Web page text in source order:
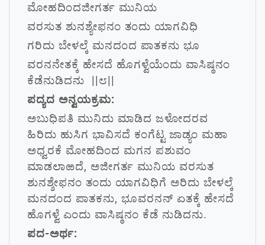
ಮೋಹದಿಂದಜೀಗರ್ತ ಮುನಿಯ
ವರಸುತ ಶುನಶ್ಯೇಫನಂ ತಂದು ಯಾಗವಿಧಿ
ಗರಿದು ಬೇಳಲ್ಕೆ ಮನದಂದ ಪಾತಕನು ಭೂ
ವರನನೇತಕ್ಕೆ ಹೇಸದೆ ಹೊಗಳ್ವೆಯೆಂದು ವಾಸಿಷ್ಠನಂ
ಕೆಡೆನುಡಿದನು ||೮||
ಪದ್ಯದ ಅನ್ವಯಕ್ರಮ:
ಅಬುಧಿಪತಿ ಮುನಿದು ಮಾಡಿದ ಜಳೋದರವ
ಹಿರಿದು ಹುಸಿಗ ಭಾವಿಸದೆ ಕಂಗೆಟ್ಟ ಜಾಡ್ಯಂ ಮಹಾ
ಅಧ್ವರಕೆ ಮೋಹದಿಂದ ಮಗನ ಪಶುವಂ
ಮಾಡಲಾಱದೆ, ಅಜೀಗರ್ತ ಮುನಿಯ ವರಸುತ
ಶುನಶ್ಶೇಫನಂ ತಂದು ಯಾಗವಿಧಿಗೆ ಅರಿದು ಬೇಳಲ್ಕೆ
ಮನದಂದ ಪಾತಕನು, ಭೂವರನನ್ ಏತಕ್ಕೆ ಹೇಸದೆ
ಹೊಗಳ್ವೆ ಎಂದು ವಾಸಿಷ್ಠನಂ ಕೆಡೆ ನುಡಿದನು.
ಪದ-ಅರ್ಥ: